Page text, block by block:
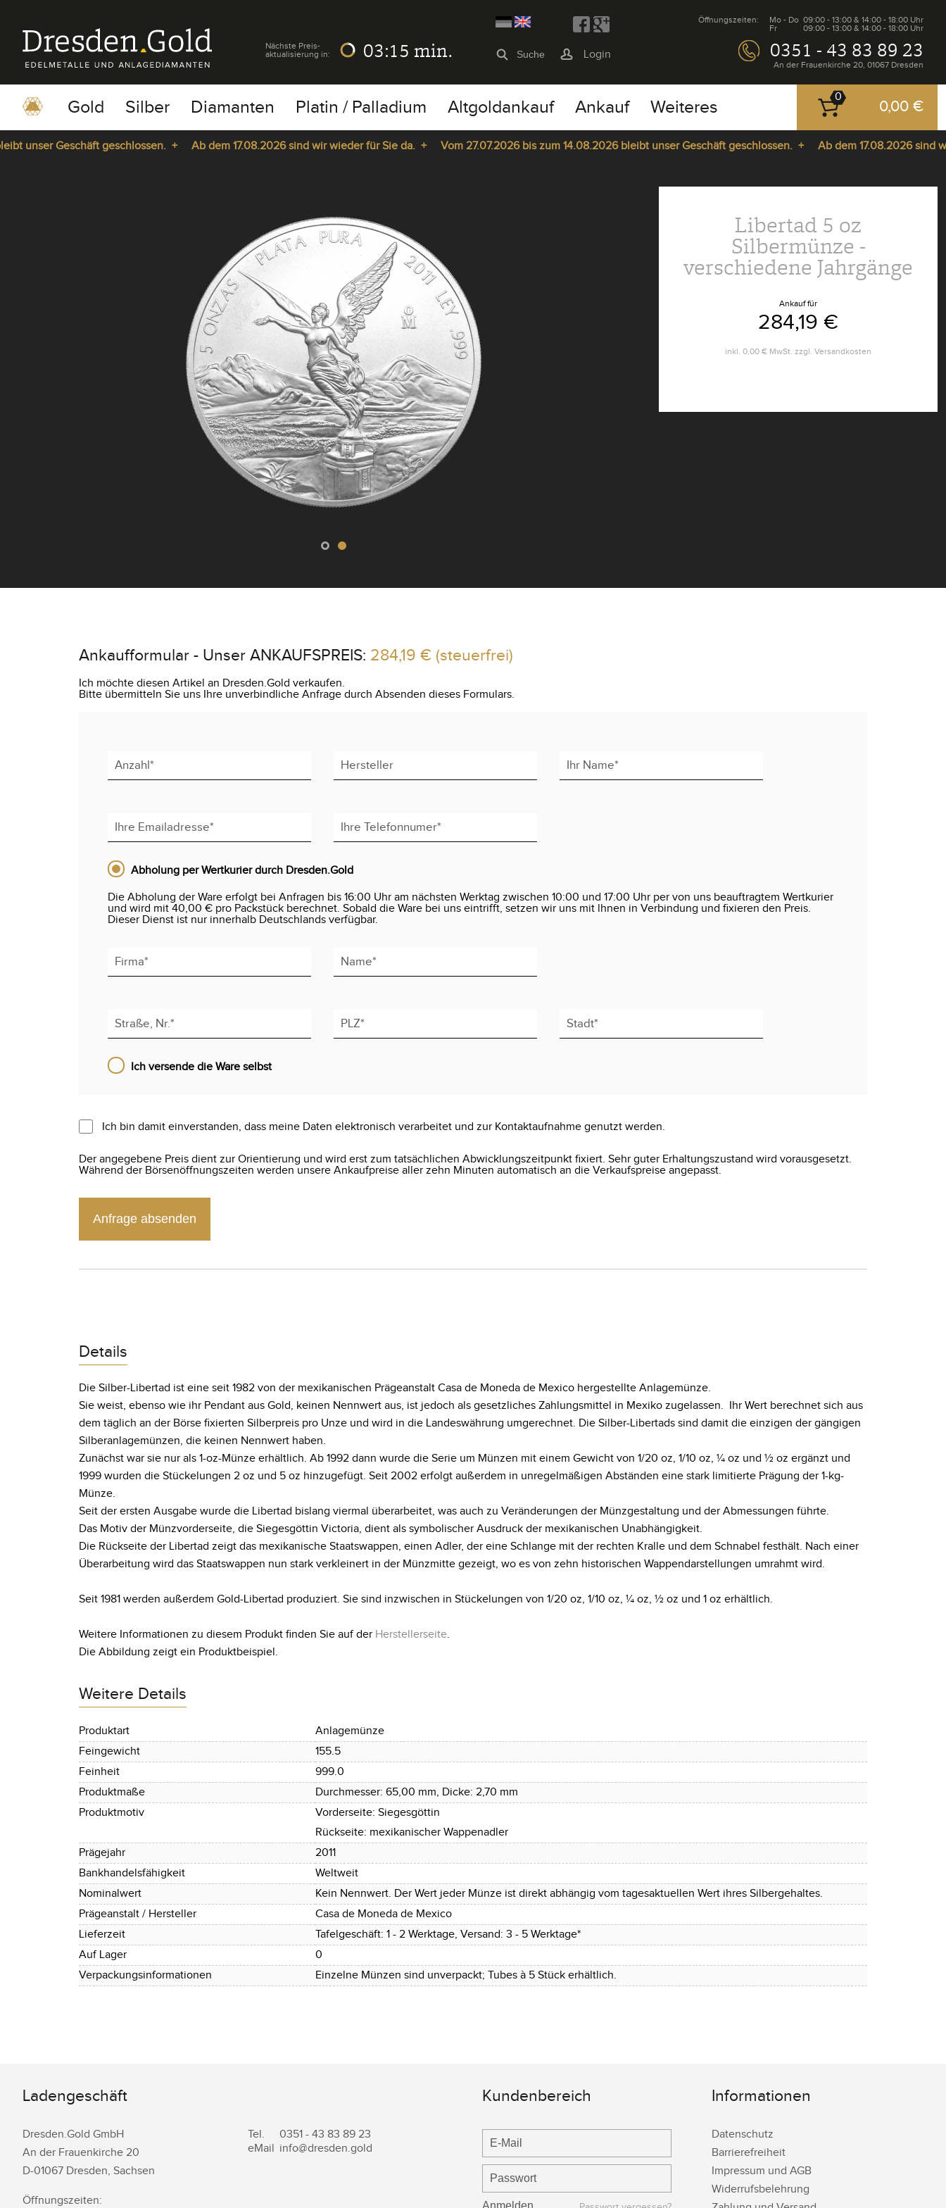
Nächste Preis-
aktualisierung in:
03:14 min. Login
Mo - Do 09:00 - 13:00 & 14:00 - 18:00 Uhr
Fr
09:00 - 13:00 & 14:00 - 18:00 Uhr
Öffnungszeiten:
0351 - 43 83 89 23
An der Frauenkirche 20, 01067 Dresden
Gold Silber Diamanten Platin / Palladium Altgoldankauf Ankauf Weiteres
0
0,00 €
Geschäft geschlossen. + Ab dem 17.08.2026 sind wir wieder für Sie da. + Vom 27.07.2026 bis zum 14.08.2026 bleibt unser Geschäft geschlossen. +
Ab dem 17.08.2026 sind wir
Libertad 5 oz
Silbermünze -
verschiedene Jahrgänge
Ankauf für
284,19 €
inkl. 0,00 € MwSt. zzgl. Versandkosten
Ankaufformular - Unser ANKAUFSPREIS: 284,19 € (steuerfrei)
Ich möchte diesen Artikel an Dresden.Gold verkaufen.
Bitte übermitteln Sie uns Ihre unverbindliche Anfrage durch Absenden dieses Formulars.
Abholung per Wertkurier durch Dresden.Gold
Die Abholung der Ware erfolgt bei Anfragen bis 16:00 Uhr am nächsten Werktag zwischen 10:00 und 17:00 Uhr per von uns beauftragtem Wertkurier
und wird mit 40,00 € pro Packstück berechnet. Sobald die Ware bei uns eintrifft, setzen wir uns mit lhnen in Verbindung und fixieren den Preis.
Dieser Dienst ist nur innerhalb Deutschlands verfügbar.
Ich versende die Ware selbst
Ich bin damit einverstanden, dass meine Daten elektronisch verarbeitet und zur Kontaktaufnahme genutzt werden.
Der angegebene Preis dient zur Orientierung und wird erst zum tatsächlichen Abwicklungszeitpunkt fixiert. Sehr guter Erhaltungszustand wird vorausgesetzt.
Während der Börsenöffnungszeiten werden unsere Ankaufpreise aller zehn Minuten automatisch an die Verkaufspreise angepasst.
Anfrage absenden
Details
Die Silber-Libertad ist eine seit 1982 von der mexikanischen Prägeanstalt Casa de Moneda de Mexico hergestellte Anlagemünze.
Sie weist, ebenso wie ihr Pendant aus Gold, keinen Nennwert aus, ist jedoch als gesetzliches Zahlungsmittel in Mexiko zugelassen. Ihr Wert berechnet sich aus
dem täglich an der Börse fixierten Silberpreis pro Unze und wird in die Landeswährung umgerechnet. Die Silber-Libertads sind damit die einzigen der gängigen
Silberanlagemünzen, die keinen Nennwert haben.
Zunächst war sie nur als 1-oz-Münze erhältlich. Ab 1992 dann wurde die Serie um Münzen mit einem Gewicht von 1/20 oz, 1/10 oz, ¼ oz und ½ oz ergänzt und
1999 wurden die Stückelungen 2 oz und 5 oz hinzugefügt. Seit 2002 erfolgt außerdem in unregelmäßigen Abständen eine stark limitierte Prägung der 1-kg-
Münze.
Seit der ersten Ausgabe wurde die Libertad bislang viermal überarbeitet, was auch zu Veränderungen der Münzgestaltung und der Abmessungen führte.
Das Motiv der Münzvorderseite, die Siegesgöttin Victoria, dient als symbolischer Ausdruck der mexikanischen Unabhängigkeit.
Die Rückseite der Libertad zeigt das mexikanische Staatswappen, einen Adler, der eine Schlange mit der rechten Kralle und dem Schnabel festhält. Nach einer
Überarbeitung wird das Staatswappen nun stark verkleinert in der Münzmitte gezeigt, wo es von zehn historischen Wappendarstellungen umrahmt wird.
Seit 1981 werden außerdem Gold-Libertad produziert. Sie sind inzwischen in Stückelungen von 1/20 oz, 1/10 oz, ¼ oz, ½ oz und 1 oz erhältlich.
Weitere Informationen zu diesem Produkt finden Sie auf der Herstellerseite.
Die Abbildung zeigt ein Produktbeispiel.
Weitere Details
Produktart
Anlagemünze
Feingewicht
155.5
Feinheit
999.0
Produktmaße
Durchmesser: 65,00 mm, Dicke: 2,70 mm
Produktmotiv
Vorderseite: Siegesgöttin
Rückseite: mexikanischer Wappenadler
Prägejahr
2011
Bankhandelsfähigkeit
Weltweit
Nominalwert
Kein Nennwert. Der Wert jeder Münze ist direkt abhängig vom tagesaktuellen Wert ihres Silbergehaltes.
Prägeanstalt / Hersteller
Casa de Moneda de Mexico
Lieferzeit
Tafelgeschäft: 1 - 2 Werktage, Versand: 3 - 5 Werktage*
Auf Lager
0
Verpackungsinformationen
Einzelne Münzen sind unverpackt; Tubes à 5 Stück erhältlich.
Ladengeschäft
Dresden.Gold GmbH
An der Frauenkirche 20
D-01067 Dresden, Sachsen
Öffnungszeiten:
Tel. 0351 - 43 83 89 23
eMail info@dresden.gold
Kundenbereich Informationen
Datenschutz
Barrierefreiheit
Impressum und AGB
Widerrufsbelehrung